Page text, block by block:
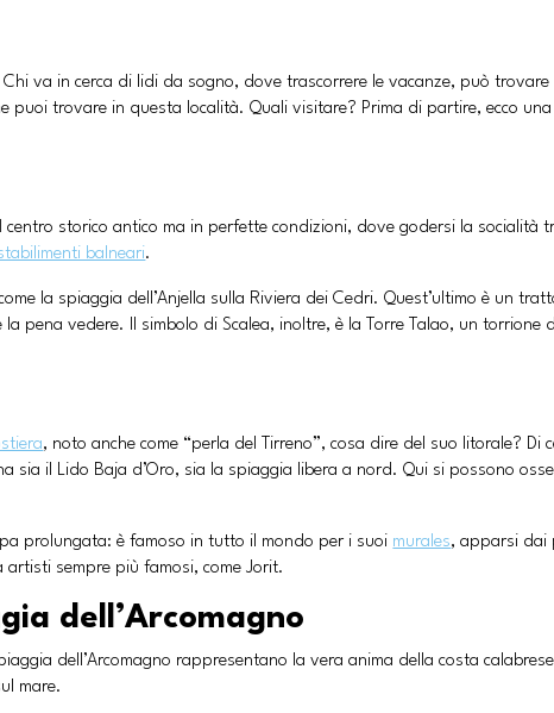
Chi va in cerca di lidi da sogno, dove trascorrere le vacanze, può trovare
puoi trovare in questa località. Quali visitare? Prima di partire, ecco
storico antico ma in perfette condizioni, dove godersi la socialità
balneari.
la spiaggia dell’Anjella sulla Riviera dei Cedri. Quest’ultimo è un
pena vedere. Il simbolo di Scalea, inoltre, è la Torre Talao, un torrione
, noto anche come “perla del Tirreno”, cosa dire del suo litorale? Di
sia il Lido Baja d’Oro, sia la spiaggia libera a nord. Qui si possono
prolungata: è famoso in tutto il mondo per i suoi murales, apparsi dai
sempre più famosi, come Jorit.
dell’Arcomagno
dell’Arcomagno rappresentano la vera anima della costa
mare.